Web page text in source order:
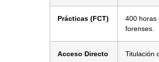
Prácticas (FCT)
400 horas
forenses.
Acceso Directo Titulación